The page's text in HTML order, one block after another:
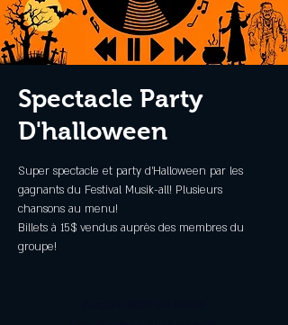
Spectacle Party
D'halloween
Super spectacle et party d’Halloween par les
gagnants du Festival Musik-all! Plusieurs
chansons au menu!
Billets à 15$ vendus auprès des membres du
groupe!